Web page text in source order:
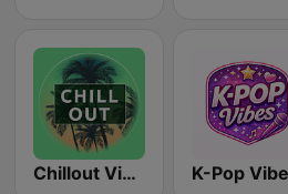
Chillout Vibes K-Pop